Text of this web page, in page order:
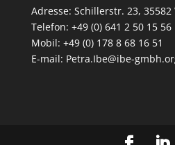
Adresse: Schillerstr. 23, 35582
Telefon: +49 (0) 641 2 50 15 56
Mobil: +49 (0) 178 8 68 16 51
E-mail: Petra.Ibe@ibe-